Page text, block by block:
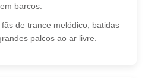
barcos.
de trance melódico, batidas
palcos ao ar livre.